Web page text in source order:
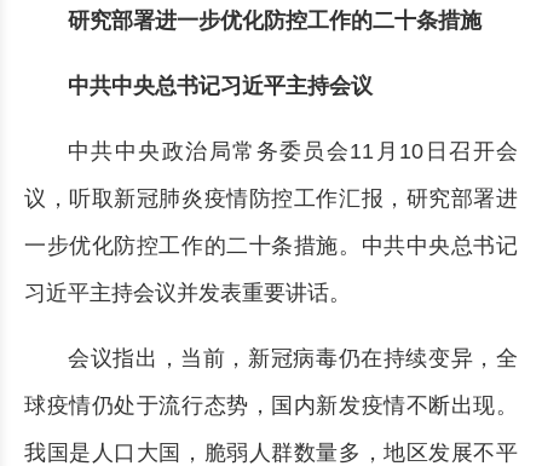
研究部署进一步优化防控工作的二十条措施
中共中央总书记习近平主持会议
中共中央政治局常务委员会11月10日召开会
议，听取新冠肺炎疫情防控工作汇报，研究部署进
一步优化防控工作的二十条措施。中共中央总书记
习近平主持会议并发表重要讲话。
会议指出，当前，新冠病毒仍在持续变异，全
球疫情仍处于流行态势，国内新发疫情不断出现。
我国是人口大国，脆弱人群数量多，地区发展不平